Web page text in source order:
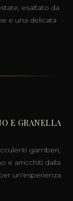
esaltato da
e una delicata
E GRANELLA
gamberi,
e arricchiti dalla
un'esperienza